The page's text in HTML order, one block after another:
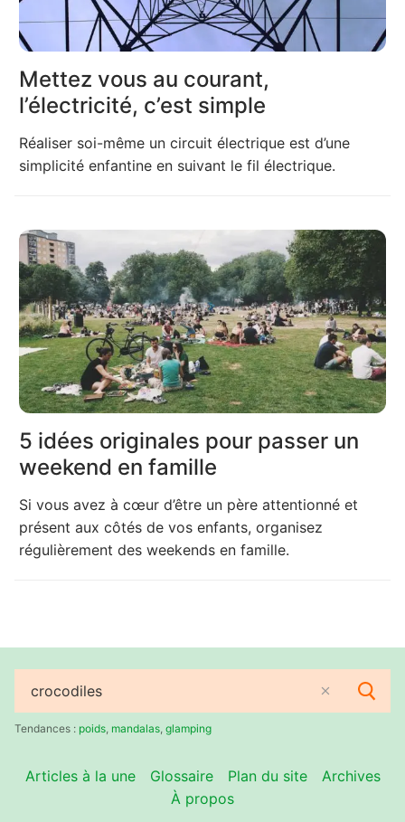
Mettez vous au courant,
l’électricité, c’est simple
Réaliser soi-même un circuit électrique est d’une
simplicité enfantine en suivant le fil électrique.
5 idées originales pour passer un
weekend en famille
Si vous avez à cœur d’être un père attentionné et
présent aux côtés de vos enfants, organisez
régulièrement des weekends en famille.
Rechercher
:Tendances : poids mandalas glamping
Articles à la une Glossaire Plan du site
Archives
À propos